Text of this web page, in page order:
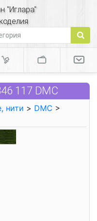
"Иглара"
117 DMC
нити > DMC >